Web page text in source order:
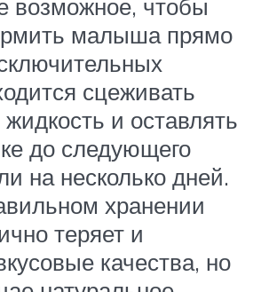
возможное, чтобы
малыша прямо
сцеживать
и оставлять
до следующего
на несколько дней.
хранении
теряет и
качества, но